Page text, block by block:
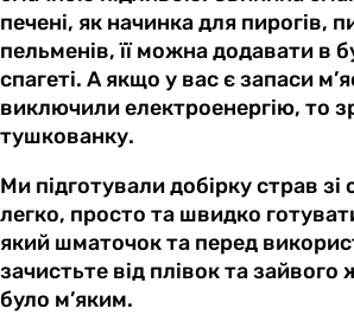
печені, як начинка для пирогів,
пельменів, її можна додавати в
спагеті. А якщо у вас є запаси
виключили електроенергію, то
тушкованку.
Ми підготували добірку страв зі
легко, просто та швидко
який шматочок та перед
зачистьте від плівок та зайвого
було м’яким.